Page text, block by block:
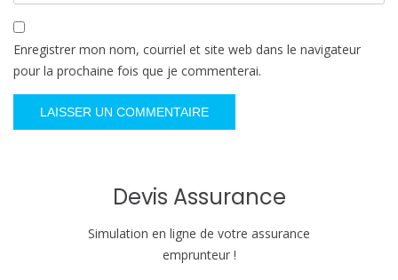
Enregistrer mon nom, courriel et site web dans le navigateur
pour la prochaine fois que je commenterai.
Devis Assurance
Simulation en ligne de votre assurance
emprunteur !